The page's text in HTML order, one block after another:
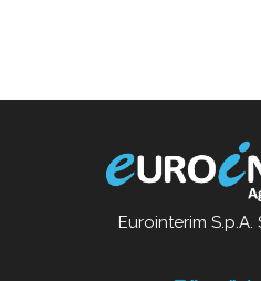
Eurointerim